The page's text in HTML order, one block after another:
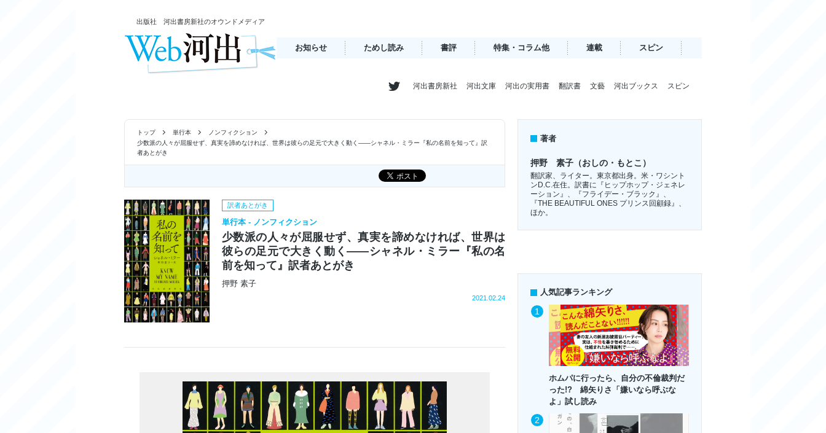
出版社 河出書房新社のオウンドメディア
お知らせ ためし読み 書評 特集・コラム他 連載 スピン
河出書房新社 河出文庫 河出の実用書 翻訳書 文藝 河出ブックス スピン
トップ 単行本
ノンフィクション
少数派の人々が屈服せず、真実を諦めなければ、世界は彼らの足元で大きく動く――シャネル・ミラー『私の名前を知って』訳
者あとがき
訳者あとがき
単行本 - ノンフィクション
少数派の人々が屈服せず、真実を諦めなければ、世界は
彼らの足元で大きく動く――シャネル・ミラー『私の名
前を知って』訳者あとがき
押野 素子
2021.02.24
著者
押野 素子（おしの・もとこ）
翻訳家、ライター。東京都出身。米・ワシント
ンD.C.在住。訳書に『ヒップホップ・ジェネレ
ーション』、『フライデー・ブラック』、
『THE BEAUTIFUL ONES プリンス回顧録』、
ほか。
人気記事ランキング
ホムパに行ったら、自分の不倫裁判だ
った!? 綿矢りさ「嫌いなら呼ぶな
よ」試し読み